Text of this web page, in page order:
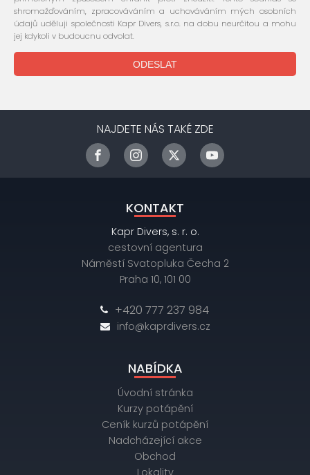
shromažďováním, zpracováváním a uchováváním mých osobních
údajů uděluji společnosti Kapr Divers, s.r.o. na dobu neurčitou a mohu
jej kdykoli v budoucnu odvolat.
NAJDETE NÁS TAKÉ ZDE
KONTAKT
Kapr Divers, s. r. o.
cestovní agentura
Náměstí Svatopluka Čecha 2
Praha 10, 101 00
+420 777 237 984
info@kaprdivers.cz
NABÍDKA
Úvodní stránka
Kurzy potápění
Ceník kurzů potápění
Nadcházející akce
Obchod
Lokality